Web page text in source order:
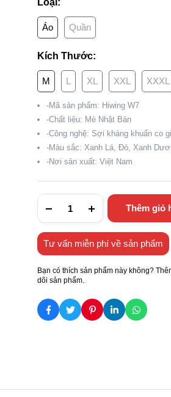
Loại:
Áo Quần
Kích Thước:
M L XL XXL XXXL
-Mã sản phẩm: Hiwing W7
-Chất liệu: Mè Nhật Bản
-Công nghệ: Sợi kháng khuẩn co
-Màu sắc: Xanh Lá, Đỏ, Xanh
-Nơi sản xuất: Việt Nam
Thêm giỏ
Tư vấn miễn phí về sản phẩm
Bạn có thích sản phẩm này không?
dõi sản phẩm.